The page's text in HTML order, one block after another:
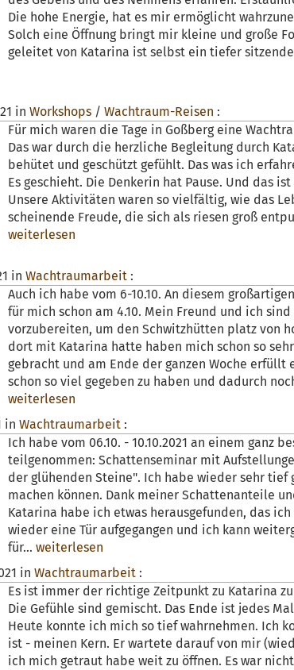
Die hohe Energie, hat es mir ermöglicht
Solch eine Öffnung bringt mir kleine und große
geleitet von Katarina ist selbst ein tiefer
in Workshops / Wachtraum-Reisen :
Für mich waren die Tage in Goßberg eine
Das war durch die herzliche Begleitung durch
behütet und geschützt gefühlt. Das was ich
Es geschieht. Die Denkerin hat Pause. Und das ist
Unsere Aktivitäten waren so vielfältig, wie das
scheinende Freude, die sich als riesen groß
weiterlesen
in Wachtraumarbeit :
Auch ich habe vom 6-10.10. An diesem
für mich schon am 4.10. Mein Freund und ich
vorzubereiten, um den Schwitzhütten platz von
dort mit Katarina hatte haben mich schon so
gebracht und am Ende der ganzen Woche erfüllt
schon so viel gegeben zu haben und dadurch
weiterlesen
in Wachtraumarbeit :
Ich habe vom 06.10. - 10.10.2021 an einem ganz
teilgenommen: Schattenseminar mit
der glühenden Steine". Ich habe wieder sehr tief
machen können. Dank meiner Schattenanteile
Katarina habe ich etwas herausgefunden, das
wieder eine Tür aufgegangen und ich kann
für...weiterlesen
in Wachtraumarbeit :
Es ist immer der richtige Zeitpunkt zu Katarina zu
Die Gefühle sind gemischt. Das Ende ist jedes
Heute konnte ich mich so tief wahrnehmen. Ich
ist - meinen Kern. Er wartete darauf von mir
ich mich getraut habe weit zu öffnen. Es war